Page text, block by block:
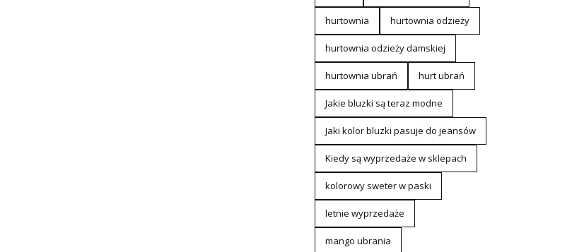
hurtownia hurtownia odzieży
hurtownia odzieży damskiej
hurtownia ubrań hurt ubrań
Jakie bluzki są teraz modne
Jaki kolor bluzki pasuje do jeansów
Kiedy są wyprzedaże w sklepach
kolorowy sweter w paski
letnie wyprzedaże
mango ubrania